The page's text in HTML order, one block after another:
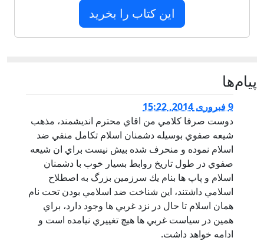
این کتاب را بخرید
پيام‌ها
9 فبروری 2014, 15:22
دوست صرفا كلامي من اقاي محترم انديشمند، مذهب
شيعه صفوي بوسيله دشمنان اسلام تكامل منفي ضد
اسلام نموده و منحرف شده بيش نيست براي ان شيعه
صفوي در طول تاريخ روابط بسيار خوب با دشمنان
اسلام و پاپ ها بنام يك سرزمين بزرگ به اصطلاح
اسلامي داشتند، اين شناخت ضد اسلامي بودن تحت نام
همان اسلام تا حال در نزد غربي ها وجود دارد، براي
همين در سياست غربي ها هيچ تغييري نيامده است و
ادامه خواهد داشت.